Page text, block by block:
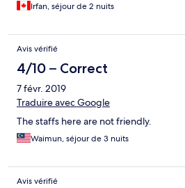
Irfan, séjour de 2 nuits
Avis vérifié
4/10 – Correct
7 févr. 2019
Traduire avec Google
The staffs here are not friendly.
Waimun, séjour de 3 nuits
Avis vérifié